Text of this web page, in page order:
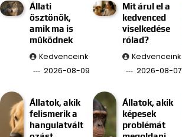
Állati
ösztönök,
amik ma is
működnek
Kedvenceink
2026-08-09
Mit árul el a
kedvenced
viselkedése
rólad?
Kedvenceink
2026-08-07
Állatok, akik
felismerik a
hangulatvált
Állatok, akik
képesek
problémát